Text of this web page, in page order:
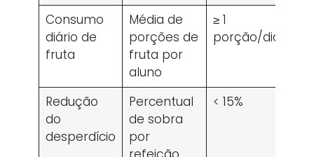
Consumo
diário de
fruta
Média de
porções de
fruta por
aluno
≥ 1
porção/dia
Redução
do
desperdício
Percentual
de sobra
por
< 15%